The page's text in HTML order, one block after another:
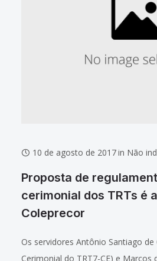
10 de agosto de 2017in Não
Proposta de
cerimonial dos TRTs é
Coleprecor
Os servidores Antônio Santiago
Cerimonial do TRT7-CE) e Marcos